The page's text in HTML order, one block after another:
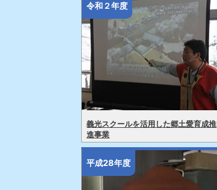
令和２年度
義光スクールを活用した郷土愛育成推
進事業
平成28年度